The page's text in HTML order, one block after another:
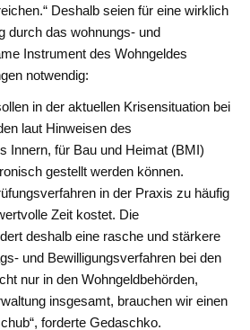
Deshalb seien für eine wirklich
durch das wohnungs- und
Instrument des Wohngeldes
notwendig:
in der aktuellen Krisensituation bei
laut Hinweisen des
Innern, für Bau und Heimat (BMI)
gestellt werden können.
in der Praxis zu häufig
Zeit kostet. Die
deshalb eine rasche und stärkere
und Bewilligungsverfahren bei den
nur in den Wohngeldbehörden,
insgesamt, brauchen wir einen
forderte Gedaschko.